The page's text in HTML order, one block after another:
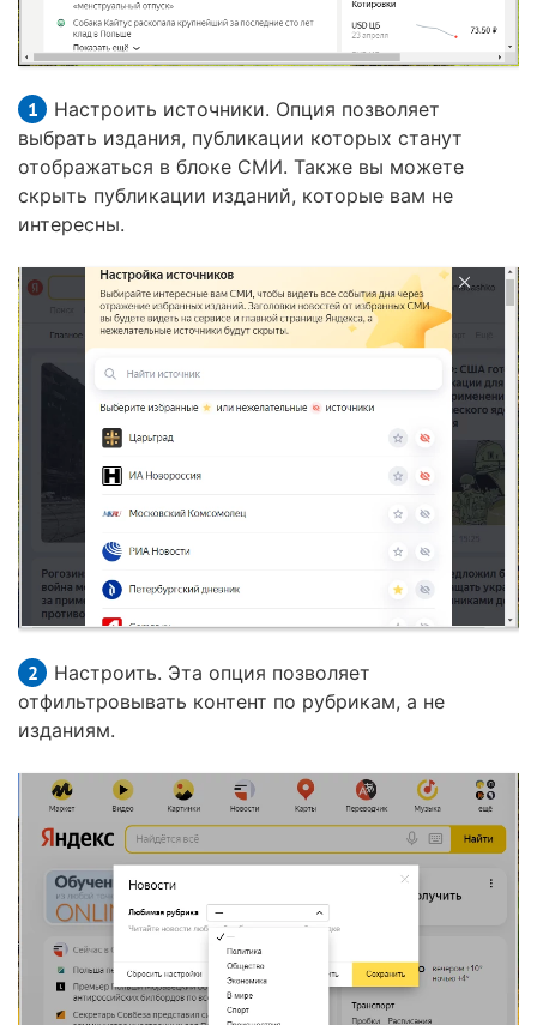
Настроить источники. Опция позволяет
выбрать издания, публикации которых станут
отображаться в блоке СМИ. Также вы можете
скрыть публикации изданий, которые вам не
интересны.
Настроить. Эта опция позволяет
отфильтровывать контент по рубрикам, а не
изданиям.